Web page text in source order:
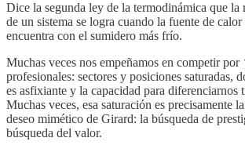
Dice la segunda ley de la termodinámica que la
de un sistema se logra cuando la fuente de calor
encuentra con el sumidero más frío.
Muchas veces nos empeñamos en competir por
profesionales: sectores y posiciones saturadas,
es asfixiante y la capacidad para diferenciarnos
Muchas veces, esa saturación es precisamente
deseo mimético de Girard: la búsqueda de
búsqueda del valor.